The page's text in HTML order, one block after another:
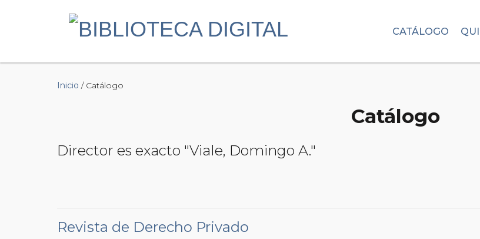
CATÁLOGO
Inicio / Catálogo
Catálogo
Director es exacto "Viale, Domingo A."
Revista de Derecho Privado